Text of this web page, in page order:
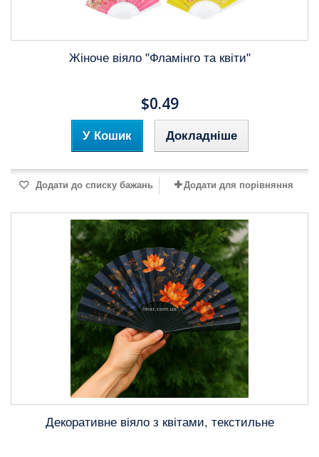
Жіноче віяло "Фламінго та квіти"
$0.49
У Кошик Докладніше
Додати до списку бажань Додати для порівняння
Декоративне віяло з квітами, текстильне